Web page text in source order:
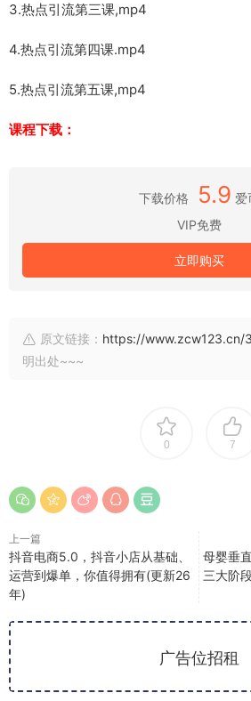
3.热点引流第三课,mp4
4.热点引流第四课.mp4
5.热点引流第五课,mp4
课程下载：
下载价格 5.9 爱
VIP免费
立即购买
原文链接： https://www.zcw123.cn/
明出处~~~
0 7
上一篇
抖音电商5.0，抖音小店从基础、
运营到爆单，你值得拥有(更新26
年)
母婴垂
三大阶
广告位招租